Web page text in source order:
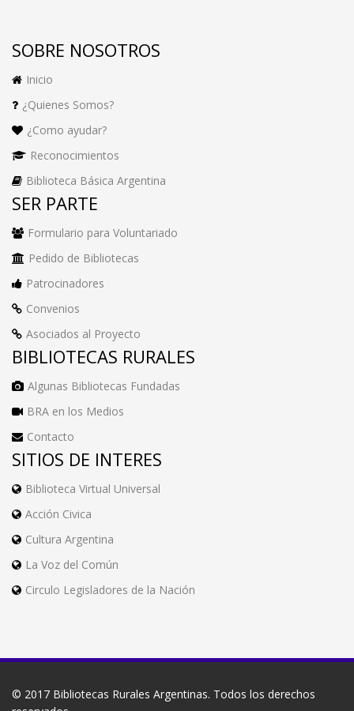
SOBRE NOSOTROS
Inicio
¿Quienes Somos?
¿Como ayudar?
Reconocimientos
Biblioteca Básica Argentina
SER PARTE
Formulario para Voluntariado
Pedido de Bibliotecas
Patrocinadores
Convenios
Asociados al Proyecto
BIBLIOTECAS RURALES
Algunas Bibliotecas Fundadas
BRA en los Medios
Contacto
SITIOS DE INTERES
Biblioteca Virtual Universal
Acción Civica
Cultura Argentina
La Voz del Común
Circulo Legisladores de la Nación
© 2017 Bibliotecas Rurales Argentinas. Todos los derechos